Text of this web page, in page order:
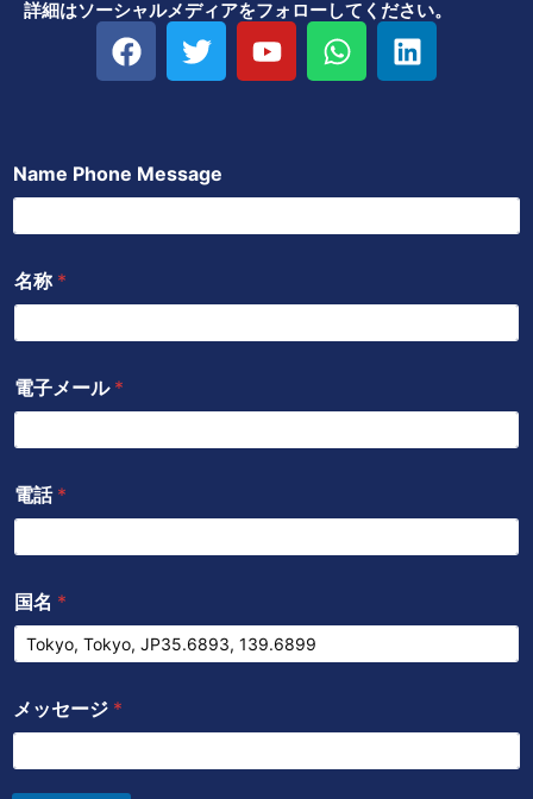
詳細はソーシャルメディアをフォローしてください。
フ
ェ
ッ
ツ
イ
Y
o
W
h
p
リ
ン
Name Phone Message
名称 *
電子メール *
電話 *
国名 *
メッセージ *